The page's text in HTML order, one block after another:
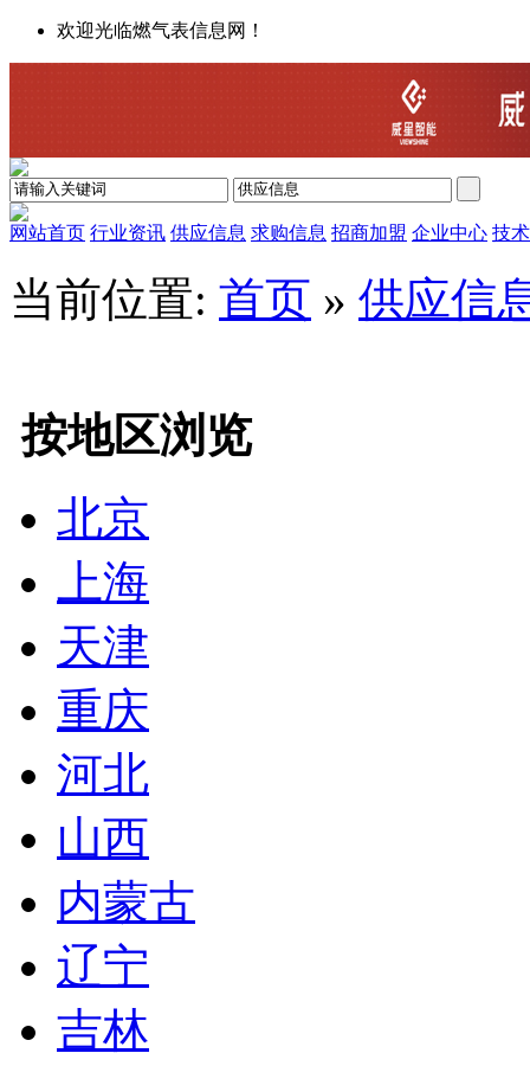
欢迎光临燃气表信息网！
网站首页 行业资讯 供应信息 求购信息 招商加盟 企业中心 技
当前位置: 首页 » 供应信
按地区浏览
北京
上海
天津
重庆
河北
山西
内蒙古
辽宁
吉林